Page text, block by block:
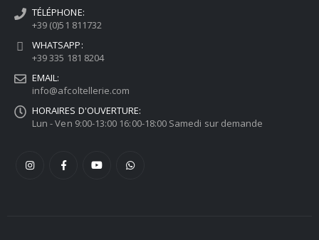
TÉLÉPHONE:
+39 (0)51 811732
WHATSAPP:
+39 335 181 8204
EMAIL:
info@afcoltellerie.com
HORAIRES D'OUVERTURE:
Lun - Ven 9:00-13:00 16:00-18:00 Samedi sur demande